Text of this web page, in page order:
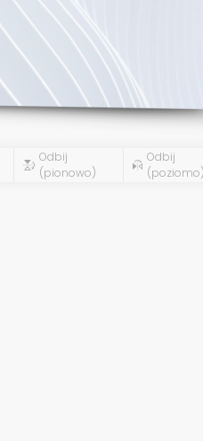
Odbij
(pionowo)
Odbij
(poziomo)